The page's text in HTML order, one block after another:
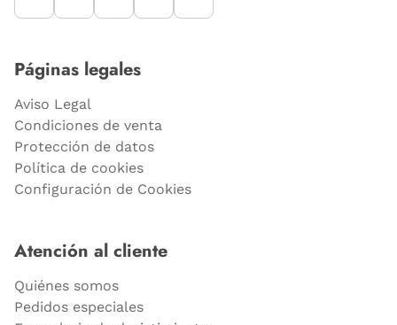
Páginas legales
Aviso Legal
Condiciones de venta
Protección de datos
Política de cookies
Configuración de Cookies
Atención al cliente
Quiénes somos
Pedidos especiales